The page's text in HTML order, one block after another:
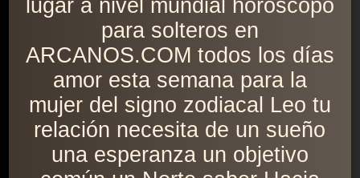
lugar a nivel mundial horóscopo
para solteros en
ARCANOS.COM todos los días
amor esta semana para la
mujer del signo zodiacal Leo tu
relación necesita de un sueño
una esperanza un objetivo